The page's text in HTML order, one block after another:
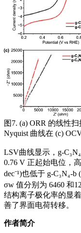
图7. (a) ORR 的线性
Nyquist 曲线在 (c)
LSV曲线显示，g-
0.76 V 正起始电位，
dec⁻¹)也低于 g-C₃N₄-b
σw 值分别为 6460 和
结构离子极化率的显
善了界面电荷转移。
作者简介